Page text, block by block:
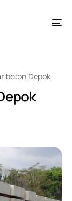
beton Depok